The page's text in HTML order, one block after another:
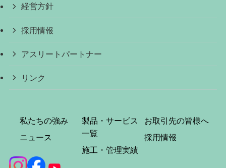
経営方針
採用情報
アスリートパートナー
リンク
私たちの強み
ニュース
製品・サービス
一覧
施工・管理実績
お取引先の皆様へ
採用情報